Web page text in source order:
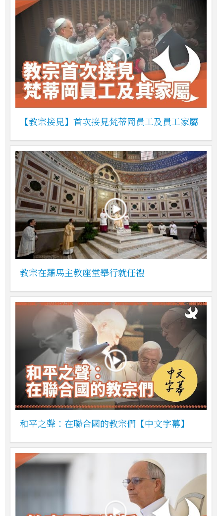
【教宗接見】首次接見梵蒂岡員工及員工家屬
教宗在羅馬主教座堂舉行就任禮
和平之聲：在聯合國的教宗們【中文字幕】